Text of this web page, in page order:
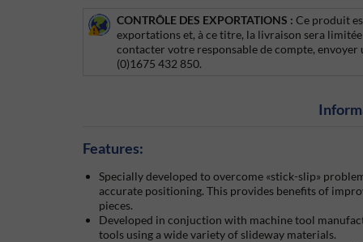
CONTRÔLE DES EXPORTATIONS : Ce produit
exportations et, à ce titre, la livraison sera
contacter votre responsable de compte,
(0)1675 432 850.
Features:
Specially developed to overcome stick-slip
accurate positioning. This provides benefits of
pieces.
Developed in conjuction with machine tool
tools using a wide variety of slideway materials.